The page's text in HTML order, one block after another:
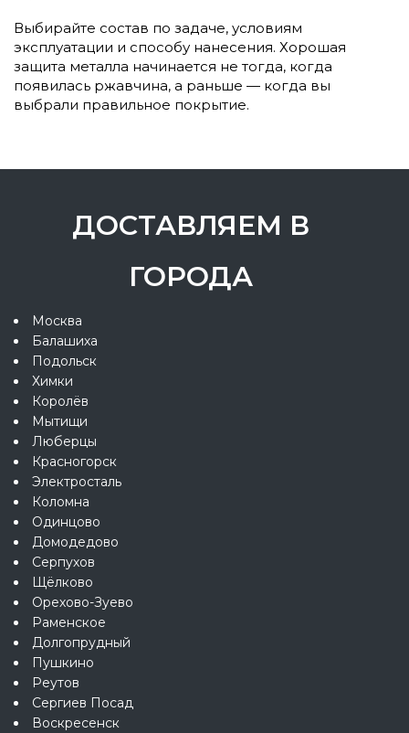
Выбирайте состав по задаче, условиям
эксплуатации и способу нанесения. Хорошая
защита металла начинается не тогда, когда
появилась ржавчина, а раньше — когда вы
выбрали правильное покрытие.
ДОСТАВЛЯЕМ В
ГОРОДА
Москва
Балашиха
Подольск
Химки
Королёв
Мытищи
Люберцы
Красногорск
Электросталь
Коломна
Одинцово
Домодедово
Серпухов
Щёлково
Орехово-Зуево
Раменское
Долгопрудный
Пушкино
Реутов
Сергиев Посад
Воскресенск